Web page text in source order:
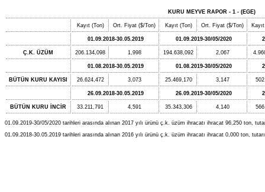
KURU MEYVE RAPOR - 1 - (EGE)
Kayıt (Ton) Ort. Fiyat ($/Ton) Kayıt (Ton) Ort. Fiyat ($/Ton)
01.09.2018-30.05.2019 01.09.2019-30/05/2020
Ç.K. ÜZÜM 206.134,098 1,998 194.638,092 2,067
01.08.2018-30.05.2019 01.08.2019-30/05/2020
BÜTÜN KURU KAYISI 26.624,472 3,073 25.469,170 3,147
26.09.2018-30.05.2019 26.09.2019-30/05/2020
BÜTÜN KURU İNCİR 33.211,791 4,591 35.343,306 4,140
01.09.2019-30/05/2020 tarihleri arasında alınan 2017 yılı ürünü ç.k. üzüm ihracatı ihracat 96,250 ton,
01.09.2018-30.05.2019 tarihleri arasında alınan 2016 yılı ürünü ç.k. üzüm ihracatı ihracat 0,000 ton,